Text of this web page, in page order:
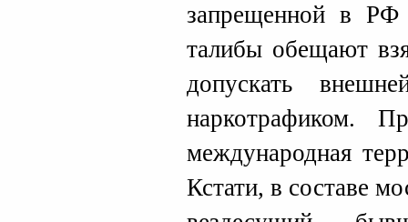
запрещенной в РФ
талибы обещают
допускать
наркотрафиком.
международная
Кстати, в составе